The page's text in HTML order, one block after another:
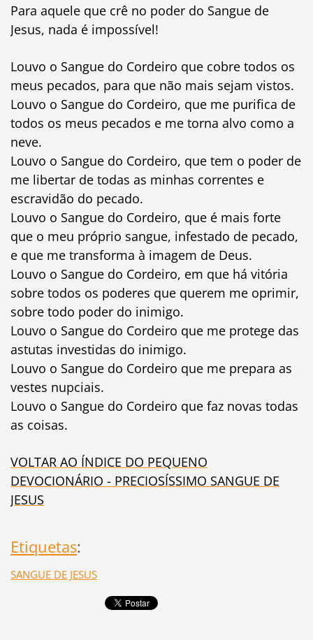
Para aquele que crê no poder do Sangue de
Jesus, nada é impossível!
Louvo o Sangue do Cordeiro que cobre todos os
meus pecados, para que não mais sejam vistos.
Louvo o Sangue do Cordeiro, que me purifica de
todos os meus pecados e me torna alvo como a
neve.
Louvo o Sangue do Cordeiro, que tem o poder de
me libertar de todas as minhas correntes e
escravidão do pecado.
Louvo o Sangue do Cordeiro, que é mais forte
que o meu próprio sangue, infestado de pecado,
e que me transforma à imagem de Deus.
Louvo o Sangue do Cordeiro, em que há vitória
sobre todos os poderes que querem me oprimir,
sobre todo poder do inimigo.
Louvo o Sangue do Cordeiro que me protege das
astutas investidas do inimigo.
Louvo o Sangue do Cordeiro que me prepara as
vestes nupciais.
Louvo o Sangue do Cordeiro que faz novas todas
as coisas.
VOLTAR AO ÍNDICE DO PEQUENO
DEVOCIONÁRIO - PRECIOSÍSSIMO SANGUE DE
JESUS
Etiquetas:
SANGUE DE JESUS